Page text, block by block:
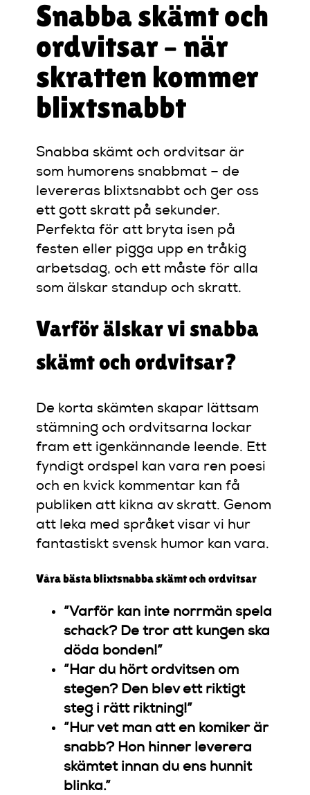
Snabba skämt och
ordvitsar – när
skratten kommer
blixtsnabbt
Snabba skämt och ordvitsar är
som humorens snabbmat – de
levereras blixtsnabbt och ger oss
ett gott skratt på sekunder.
Perfekta för att bryta isen på
festen eller pigga upp en tråkig
arbetsdag, och ett måste för alla
som älskar standup och skratt.
Varför älskar vi snabba
skämt och ordvitsar?
De korta skämten skapar lättsam
stämning och ordvitsarna lockar
fram ett igenkännande leende. Ett
fyndigt ordspel kan vara ren poesi
och en kvick kommentar kan få
publiken att kikna av skratt. Genom
att leka med språket visar vi hur
fantastiskt svensk humor kan vara.
Våra bästa blixtsnabba skämt och ordvitsar
”Varför kan inte norrmän spela
schack? De tror att kungen ska
döda bonden!”
”Har du hört ordvitsen om
stegen? Den blev ett riktigt
steg i rätt riktning!”
”Hur vet man att en komiker är
snabb? Hon hinner leverera
skämtet innan du ens hunnit
blinka.”